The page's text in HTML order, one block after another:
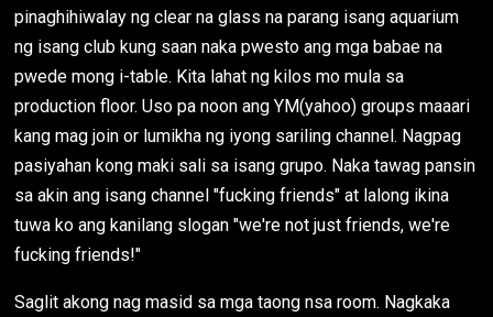
pinaghihiwalay ng clear na glass na parang isang aquarium
ng isang club kung saan naka pwesto ang mga babae na
pwede mong i-table. Kita lahat ng kilos mo mula sa
production floor. Uso pa noon ang YM(yahoo) groups maaari
kang mag join or lumikha ng iyong sariling channel. Nagpag
pasiyahan kong maki sali sa isang grupo. Naka tawag pansin
sa akin ang isang channel "fucking friends" at lalong ikina
tuwa ko ang kanilang slogan "we're not just friends, we're
fucking friends!"
Saglit akong nag masid sa mga taong nsa room. Nagkaka